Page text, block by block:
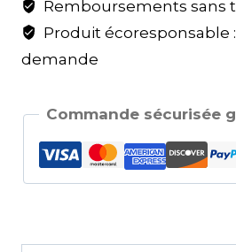
Remboursements sans
Produit écoresponsable
demande
Commande sécurisée